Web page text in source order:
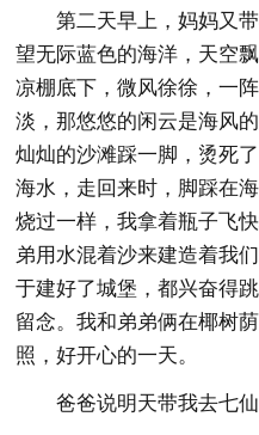
第二天早上，妈妈又
望无际蓝色的海洋，天空
凉棚底下，微风徐徐，一
淡，那悠悠的闲云是海风
灿灿的沙滩踩一脚，烫死
海水，走回来时，脚踩在
烧过一样，我拿着瓶子飞
弟用水混着沙来建造着我
于建好了城堡，都兴奋得
留念。我和弟弟俩在椰树
照，好开心的一天。
爸爸说明天带我去七仙